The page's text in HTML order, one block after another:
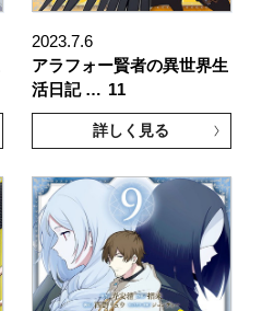
2023.7.6
アラフォー賢者の異世界生
活日記 … 11
詳しく見る